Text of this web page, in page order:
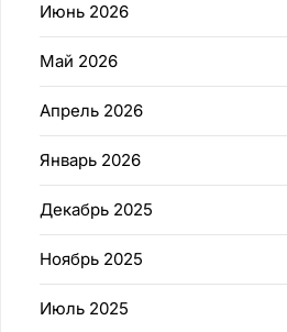
Июнь 2026
Май 2026
Апрель 2026
Январь 2026
Декабрь 2025
Ноябрь 2025
Июль 2025